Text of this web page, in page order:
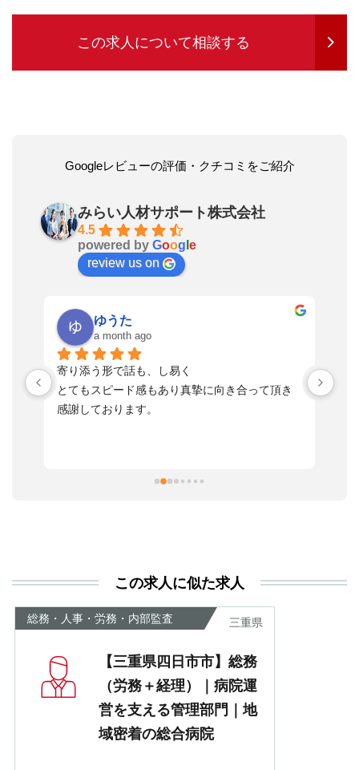
この求人について相談する
Googleレビューの評価・クチコミをご紹介
みらい人材サポート株式会社
4.5
powered by Goog e
review us on
ゆうた
a month ago
寄り添う形で話も、し易く
とてもスピード感もあり真摯に向き合って頂き
感謝しております。
が
この求人に似た求人
総務・人事・労務・内部監査 三重県
【三重県四日市市】総務
（労務＋経理）｜病院運
営を支える管理部門｜地
域密着の総合病院